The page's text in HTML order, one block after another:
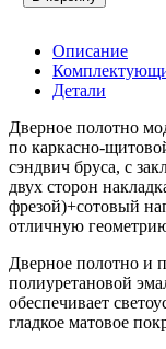
Rif
Белый
Описание
Детали
Дверное полотно
по каркасно-
сэндвич бруса, с
двух сторон
фрезой)+сотовый
отличную
Дверное полотно и
полиуретановой
обеспечивает
гладкое матовое